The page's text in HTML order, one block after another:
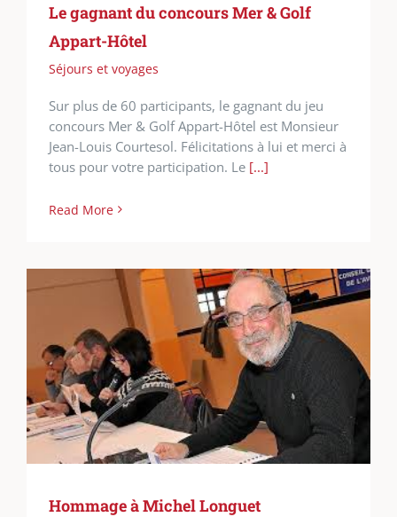
Le gagnant du concours Mer & Golf
Appart-Hôtel
Séjours et voyages
Sur plus de 60 participants, le gagnant du jeu
concours Mer & Golf Appart-Hôtel est Monsieur
Jean-Louis Courtesol. Félicitations à lui et merci à
tous pour votre participation. Le [...]
Read More
Hommage à Michel Longuet